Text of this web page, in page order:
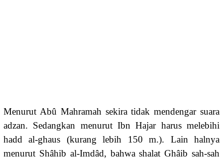
Menurut Abû Mahramah sekira tidak mendengar suara
adzan. Sedangkan menurut Ibn Hajar harus melebihi
hadd al-ghaus (kurang lebih 150 m.). Lain halnya
menurut Shâhib al-Imdâd, bahwa shalat Ghâib sah-sah